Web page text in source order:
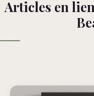
Articles en